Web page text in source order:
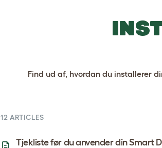
Find ud af, hvordan du installerer
12 ARTICLES
Tjekliste før du anvender din Smart